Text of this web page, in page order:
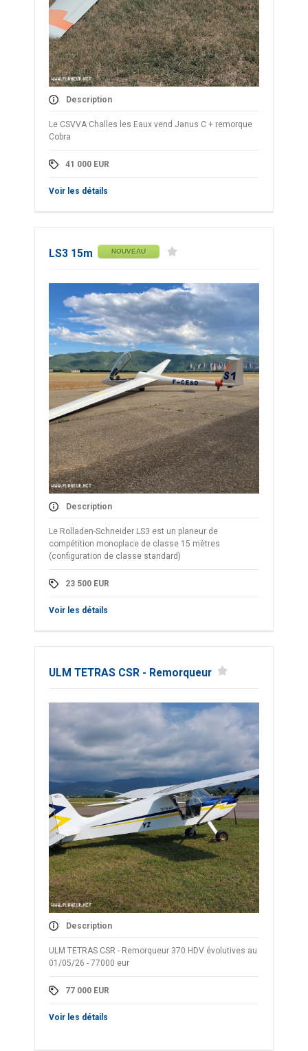
Description
Le CSVVA Challes les Eaux vend Janus C + remorque
Cobra
41 000 EUR
Voir les détails
LS3 15m NOUVEAU
Description
Le Rolladen-Schneider LS3 est un planeur de
compétition monoplace de classe 15 mètres
(configuration de classe standard)
23 500 EUR
Voir les détails
ULM TETRAS CSR - Remorqueur
Description
ULM TETRAS CSR - Remorqueur 370 HDV évolutives au
01/05/26 - 77000 eur
77 000 EUR
Voir les détails